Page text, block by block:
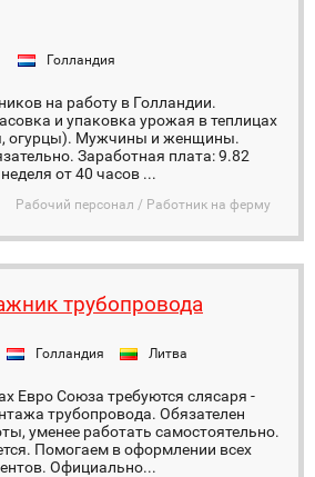
Голландия
на работу в Голландии.
и упаковка урожая в теплицах
огурцы). Мужчины и женщины.
Заработная плата: 9.82
от 40 часов ...
Рабочий персонал / Работник на ферму
трубопровода
Голландия Литва
Евро Союза требуются слясаря -
трубопровода. Обязателен
уменее работать самостоятельно.
Помогаем в оформлении всех
Официально...